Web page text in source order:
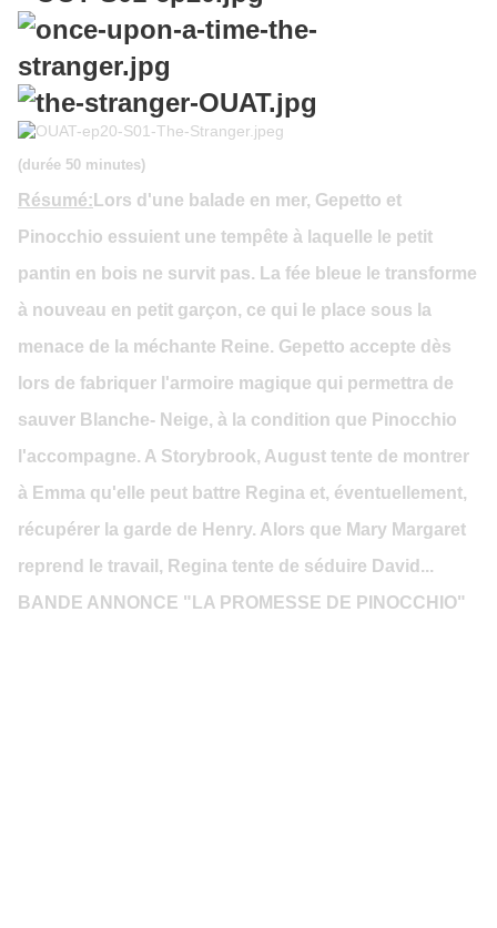
(durée 50 minutes)
Résumé: Lors d'une balade en mer, Gepetto et
Pinocchio essuient une tempête à laquelle le petit
pantin en bois ne survit pas. La fée bleue le transforme
à nouveau en petit garçon, ce qui le place sous la
menace de la méchante Reine. Gepetto accepte dès
lors de fabriquer l'armoire magique qui permettra de
sauver Blanche- Neige, à la condition que Pinocchio
l'accompagne. A Storybrook, August tente de montrer
à Emma qu'elle peut battre Regina et, éventuellement,
récupérer la garde de Henry. Alors que Mary Margaret
reprend le travail, Regina tente de séduire David...
BANDE ANNONCE "LA PROMESSE DE PINOCCHIO"